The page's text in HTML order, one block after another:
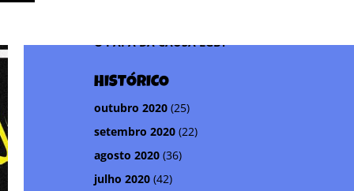
O PAPA DA CAUSA LGBT
HISTÓRICO
outubro 2020 (25)
setembro 2020 (22)
agosto 2020 (36)
julho 2020 (42)